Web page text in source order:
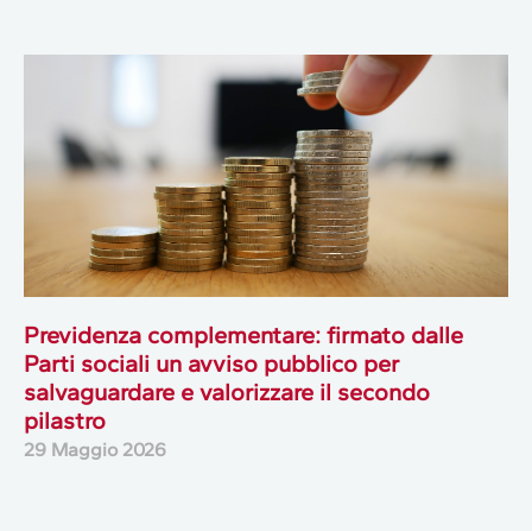
Previdenza complementare: firmato dalle
Parti sociali un avviso pubblico per
salvaguardare e valorizzare il secondo
pilastro
29 Maggio 2026